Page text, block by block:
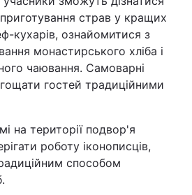
страв у кращих
кухарів, ознайомитися з
монастирського хліба і
чаювання. Самоварні
гостей традиційними
на території подвор'я
роботу іконописців,
способом